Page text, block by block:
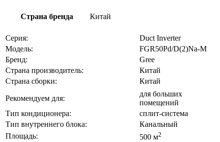
Страна бренда Китай
Серия:
Duct Inverter
Модель:
FGR50Pd/D(2)Na-M
Бренд:
Gree
Страна производитель:
Китай
Страна сборки:
Китай
Рекомендуем для:
для больших
помещений
Тип кондиционера:
сплит-система
Тип внутреннего блока:
Канальный
Площадь:
500 м2